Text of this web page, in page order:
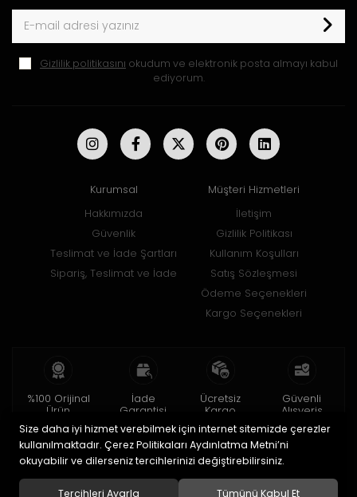
Gizlilik politikasını okudum ve elektronik posta almayı kabul
ediyorum.
Kurumsal
Hakkımızda
Güvenlik
Teslimat ve İade Şartları
Sipariş, Teslimat ve İade
Müşteri Hizmetleri
İletişim
Gizlilik Politikası
Kullanım Koşulları
Satış Sözleşmesi
Ödeme Seçenekleri
Kargo Seçenekleri
%100 Orijinal
Ürün
2 yıl garanti
İade
Garantisi
15 gün içinde
iade
Ücretsiz
Kargo
150 TL ve üzeri
Güvenli
Alışveriş
256bit SSL ile
Size daha iyi hizmet verebilmek için internet sitemizde çerezler
kullanılmaktadır. Çerez Politikaları Aydınlatma Metni’ni
okuyabilir ve dilerseniz tercihlerinizi değiştirebilirsiniz.
Tercihleri Ayarla Tümünü Kabul Et